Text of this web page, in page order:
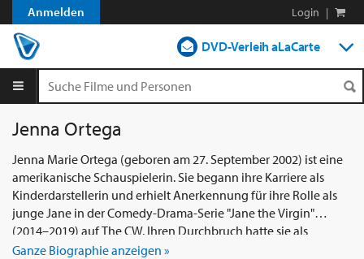
Anmelden Login |
DVD-Verleih aLaCarte
Shop
Blog
Jenna Ortega
Jenna Marie Ortega (geboren am 27. September 2002) ist eine
amerikanische Schauspielerin. Sie begann ihre Karriere als
Kinderdarstellerin und erhielt Anerkennung für ihre Rolle als
junge Jane in der Comedy-Drama-Serie "Jane the Virgin"
(2014–2019) auf The CW. Ihren Durchbruch hatte sie als
Hauptdarstellerin Harley Diaz in der Disney Channel-Serie
Ganze Biographie anzeigen »